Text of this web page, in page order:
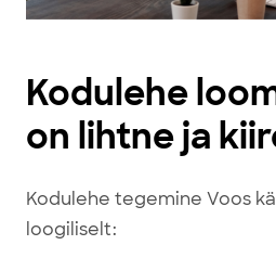
Kodulehe
on lihtne ja
Kodulehe tegemine Voos
loogiliselt: